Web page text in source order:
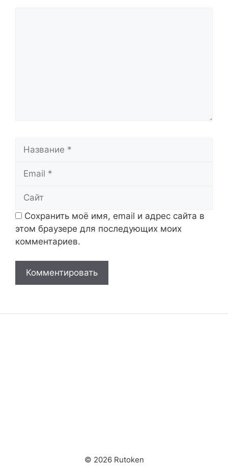
Сохранить моё имя, email и адрес сайта в
этом браузере для последующих моих
комментариев.
© 2026 Rutoken